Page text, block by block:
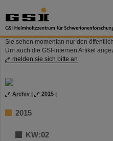
Sie sehen momentan nur den
Um auch die GSI-internen Artikel
melden sie sich bitte an
Archiv | 2015 |
2015
KW:02